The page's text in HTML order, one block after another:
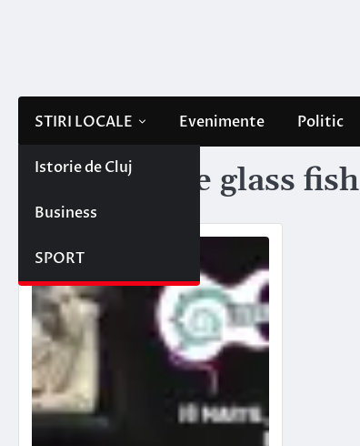
STIRI LOCALE
Istorie de Cluj
Business
SPORT
Evenimente Politic
Etichetă: the glass fish